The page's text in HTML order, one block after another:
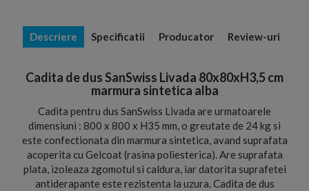
Descriere Specificatii Producator Review-uri
Cadita de dus SanSwiss Livada 80x80xH3,5 cm
marmura sintetica alba
Cadita pentru dus SanSwiss Livada are urmatoarele
dimensiuni : 800 x 800 x H35 mm, o greutate de 24 kg si
este confectionata din marmura sintetica, avand suprafata
acoperita cu Gelcoat (rasina poliesterica). Are suprafata
plata, izoleaza zgomotul si caldura, iar datorita suprafetei
antiderapante este rezistenta la uzura. Cadita de dus